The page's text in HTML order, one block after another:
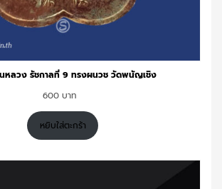
หลวง รัชกาลที่ 9 ทรงผนวช วัดพนัญเชิง
600
หยิบใส่ตะกร้า